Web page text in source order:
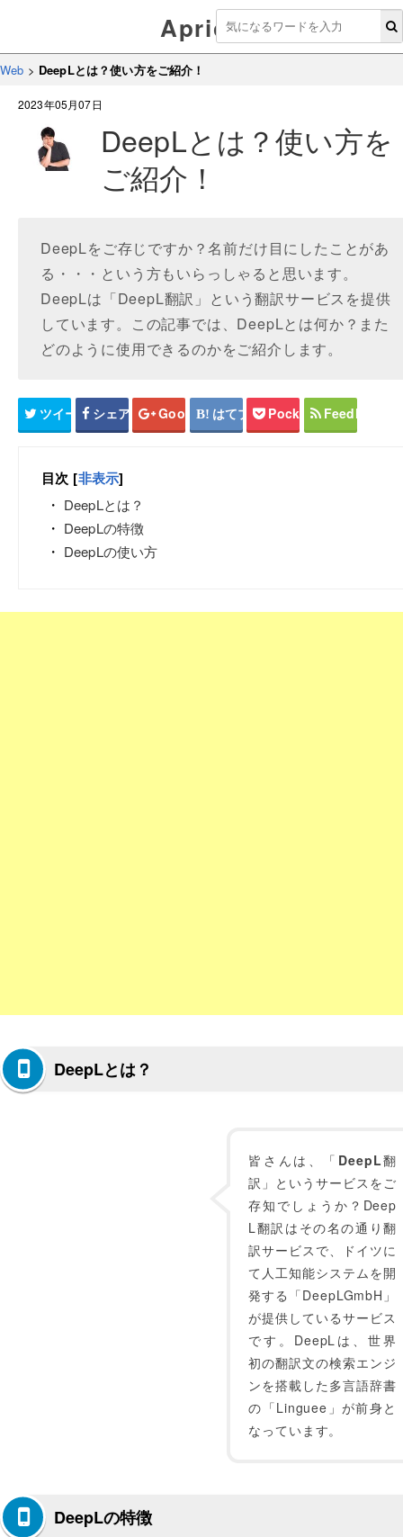
Aprico
Web > DeepLとは？使い方をご紹介！
2023年05月07日
DeepLとは？使い方を
ご紹介！
DeepLをご存じですか？名前だけ目にしたことがあ
る・・・という方もいらっしゃると思います。
DeepLは「DeepL翻訳」という翻訳サービスを提供
しています。この記事では、DeepLとは何か？また
どのように使用できるのかをご紹介します。
ツイート シェア Google+ はてブ Pocket Feedly
目次 [非表示]
DeepLとは？
DeepLの特徴
DeepLの使い方
DeepLとは？
皆さんは、「 DeepL翻
訳」というサービスをご
存知でしょうか？Deep
L翻訳はその名の通り翻
訳サービスで、ドイツに
て人工知能システムを開
発する「DeepLGmbH」
が提供しているサービス
です。DeepLは、世界
初の翻訳文の検索エンジ
ンを搭載した多言語辞書
の「Linguee」が前身と
なっています。
DeepLの特徴